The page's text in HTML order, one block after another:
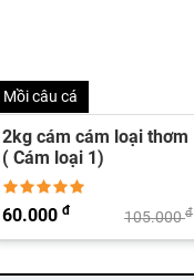
Mồi câu cá
2kg cám cám loại thơm
( Cám loại 1)
105.000đ
60.000 đ